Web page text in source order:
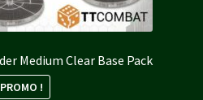
Medium Clear Base Pack
PROMO !